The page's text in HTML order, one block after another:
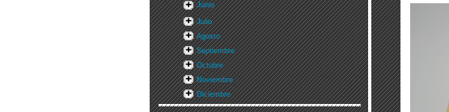
Junio
Julio
Agosto
Septiembre
Octubre
Noviembre
Diciembre